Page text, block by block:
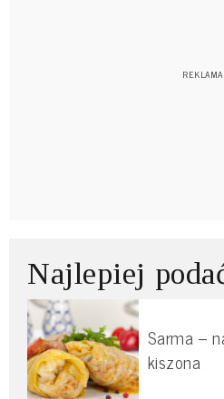
Najlepiej
Sarma –
kiszona